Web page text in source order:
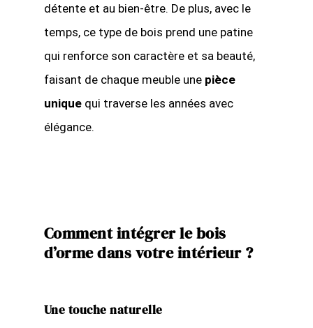
détente et au bien-être. De plus, avec le
temps, ce type de bois prend une patine
qui renforce son caractère et sa beauté,
faisant de chaque meuble une pièce
uniquequi traverse les années avec
élégance.
Comment intégrer le bois
d’orme dans votre intérieur ?
Une touche naturelle